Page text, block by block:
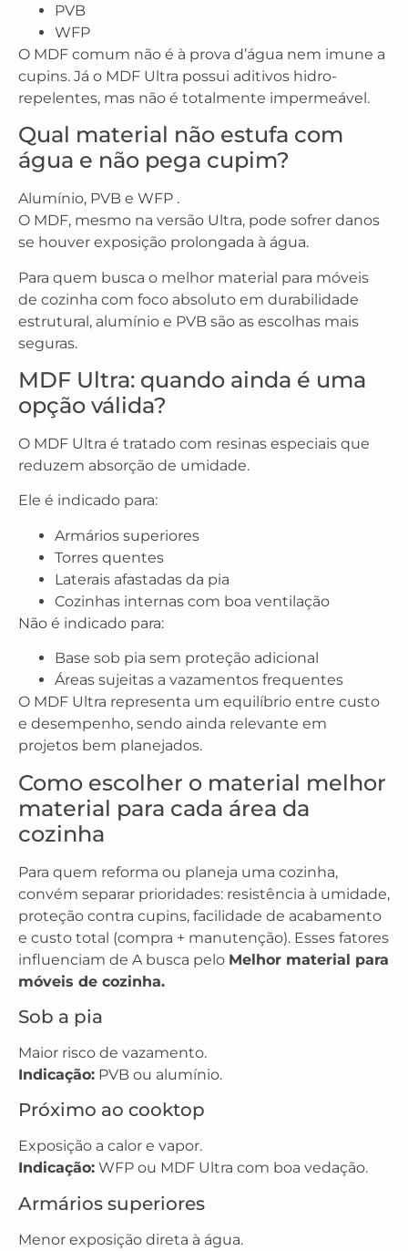
PVB
WFP
O MDF comum não é à prova d’água nem imune a
cupins. Já o MDF Ultra possui aditivos hidro-
repelentes, mas não é totalmente impermeável.
Qual material não estufa com
água e não pega cupim?
Alumínio, PVB e WFP .
O MDF, mesmo na versão Ultra, pode sofrer danos
se houver exposição prolongada à água.
Para quem busca o melhor material para móveis
de cozinha com foco absoluto em durabilidade
estrutural, alumínio e PVB são as escolhas mais
seguras.
MDF Ultra: quando ainda é uma
opção válida?
O MDF Ultra é tratado com resinas especiais que
reduzem absorção de umidade.
Ele é indicado para:
Armários superiores
Torres quentes
Laterais afastadas da pia
Cozinhas internas com boa ventilação
Não é indicado para:
Base sob pia sem proteção adicional
Áreas sujeitas a vazamentos frequentes
O MDF Ultra representa um equilíbrio entre custo
e desempenho, sendo ainda relevante em
projetos bem planejados.
Como escolher o material melhor
material para cada área da
cozinha
Para quem reforma ou planeja uma cozinha,
convém separar prioridades: resistência à umidade,
proteção contra cupins, facilidade de acabamento
e custo total (compra + manutenção). Esses fatores
influenciam de A busca pelo Melhor material para
móveis de cozinha.
Sob a pia
Maior risco de vazamento.
Indicação: PVB ou alumínio.
Próximo ao cooktop
Exposição a calor e vapor.
Indicação: WFP ou MDF Ultra com boa vedação.
Armários superiores
Menor exposição direta à água.